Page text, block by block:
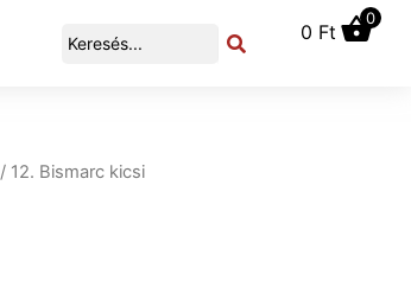
0 Ft
0
/ 12. Bismarc kicsi